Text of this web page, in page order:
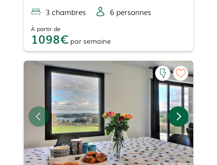
3 chambres 6 personnes
À partir de
1098 par semaine